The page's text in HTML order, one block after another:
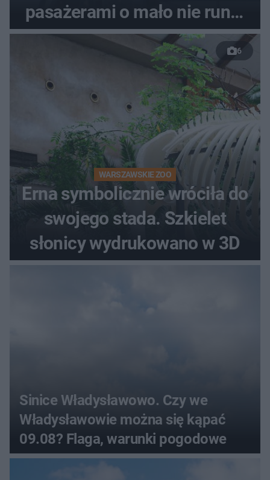
pasażerami o mało nie runął
do rzeki
6
WARSZAWSKIE ZOO
Erna symbolicznie wróciła do
swojego stada. Szkielet
słonicy wydrukowano w 3D
Sinice Władysławowo. Czy we
Władysławowie można się kąpać
09.08? Flaga, warunki pogodowe